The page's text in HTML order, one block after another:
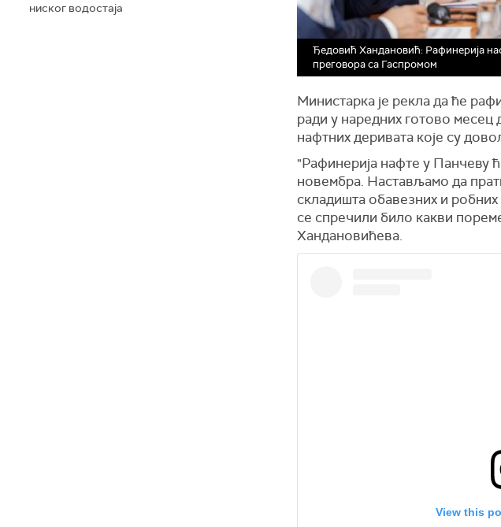
ниског водостаја
Ђедовић Хандановић: Рафинерија
преговора са Гаспромом
Министарка је рекла да ће
ради у наредних готово месец
нафтних деривата које су
"Рафинерија нафте у Панчеву
новембра. Настављамо да
складишта обавезних и
се спречили било какви
Хандановићева.
View this